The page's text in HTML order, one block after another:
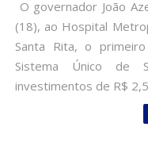
O governador João
(18), ao Hospital
Santa Rita, o
Sistema Único de
investimentos de R$